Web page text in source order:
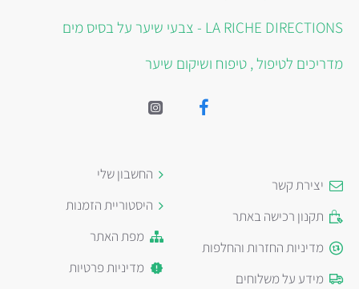
LA RICHE DIRECTIONS - צבעי שיער על בסיס מים
מדריכים לטיפול , טיפוח ושיקום שיער
יצירת קשר
תקנון רכישה באתר
מדיניות החזרות והחלפות
מידע על משלוחים
החשבון שלי
היסטוריית הזמנות
מפת האתר
מדיניות פרטיות